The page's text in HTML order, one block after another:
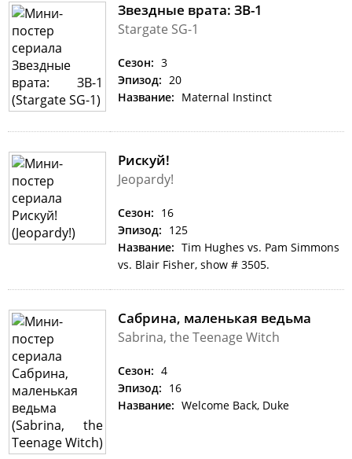
Звездные врата: ЗВ-1
Stargate SG-1
Сезон: 3
Эпизод: 20
Название: Maternal Instinct
Рискуй!
Jeopardy!
Сезон: 16
Эпизод: 125
Название: Tim Hughes vs. Pam Simmons
vs. Blair Fisher, show # 3505.
Сабрина, маленькая ведьма
Sabrina, the Teenage Witch
Сезон: 4
Эпизод: 16
Название: Welcome Back, Duke